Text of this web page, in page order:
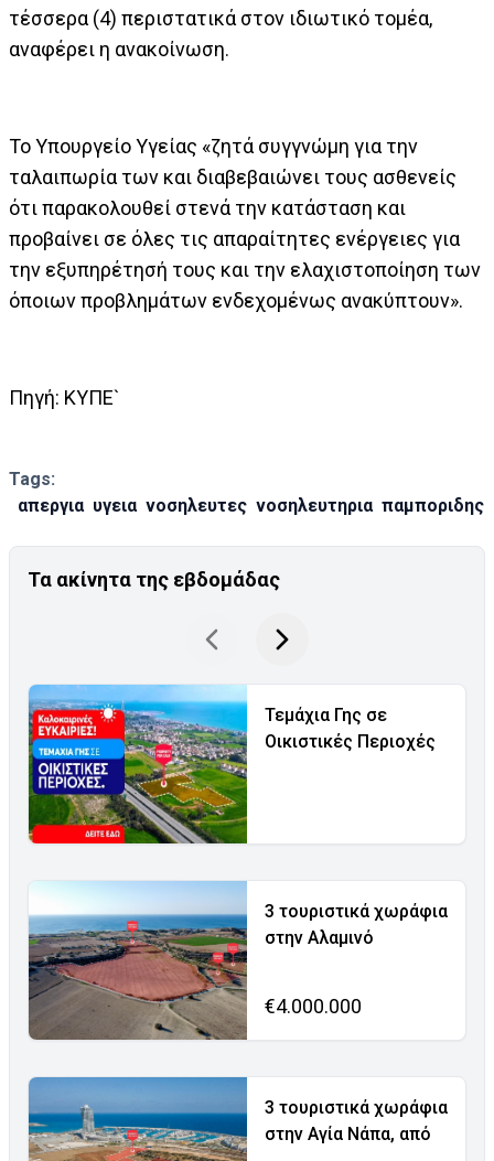
τέσσερα (4) περιστατικά στον ιδιωτικό τομέα,
αναφέρει η ανακοίνωση.
Το Υπουργείο Υγείας «ζητά συγγνώμη για την
ταλαιπωρία των και διαβεβαιώνει τους ασθενείς
ότι παρακολουθεί στενά την κατάσταση και
προβαίνει σε όλες τις απαραίτητες ενέργειες για
την εξυπηρέτησή τους και την ελαχιστοποίηση των
όποιων προβλημάτων ενδεχομένως ανακύπτουν».
Πηγή: ΚΥΠΕ`
Tags:
απεργια υγεια νοσηλευτες νοσηλευτηρια παμποριδης
Τα ακίνητα της εβδομάδας
Τεμάχια Γης σε
Οικιστικές Περιοχές
3 τουριστικά χωράφια
στην Αλαμινό
€4.000.000
3 τουριστικά χωράφια
στην Αγία Νάπα, από